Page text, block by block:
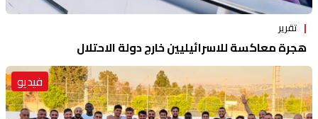
تقرير
هجرة معاكسة للاسرائيليين خارج دولة الاحتلال
فيديو